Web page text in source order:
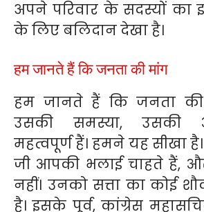
अपने परिवार के सदस्यों का
के लिए बलिदान देखा है।
हम जानते हैं कि जनता की मांग
हम जानते हैं कि जनता की
उसकी समस्या, उसकी
महत्वपूर्ण हैं। हमने यह सीखा
जी आपकी भलाई चाहते हैं,
नहीं। उनको सत्ता का कोई
है। इसके पूर्व, कांग्रेस